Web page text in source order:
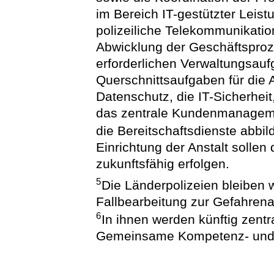
im Bereich IT-gestützter
polizeiliche
Abwicklung der
erforderlichen
Querschnittsaufgaben für die
Datenschutz, die IT-
das zentrale
die Bereitschaftsdienste
Einrichtung der Anstalt
zukunftsfähig erfolgen.
5Die Länderpolizeien bleiben
Fallbearbeitung zur
6In ihnen werden künftig
Gemeinsame Kompetenz-